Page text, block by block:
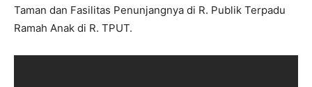
Taman dan Fasilitas Penunjangnya di R. Publik Terpadu
Ramah Anak di R. TPUT.